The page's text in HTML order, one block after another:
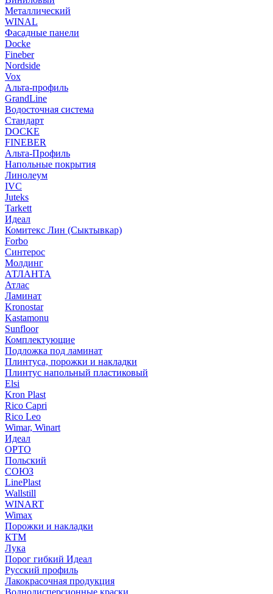
Металлический
WINAL
Фасадные панели
Docke
Fineber
Nordside
Vox
Альта-профиль
GrandLine
Водосточная система
Стандарт
DOCKE
FINEBER
Альта-Профиль
Напольные покрытия
Линолеум
IVC
Juteks
Tarkett
Идеал
Комитекс Лин (Сыктывкар)
Forbo
Синтерос
Молдинг
АТЛАНТА
Атлас
Ламинат
Kronostar
Kastamonu
Sunfloor
Комплектующие
Подложка под ламинат
Плинтуса, порожки и накладки
Плинтус напольный пластиковый
Elsi
Kron Plast
Rico Capri
Rico Leo
Wimar, Winart
Идеал
ОРТО
Польский
СОЮЗ
LinePlast
Wallstill
WINART
Wimax
Порожки и накладки
КТМ
Лука
Порог гибкий Идеал
Русский профиль
Лакокрасочная продукция
Воднодисперсионные краски